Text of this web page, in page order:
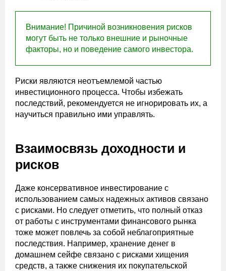
Внимание! Причиной возникновения рисков
могут быть не только внешние и рыночные
факторы, но и поведение самого инвестора.
Риски являются неотъемлемой частью
инвестиционного процесса. Чтобы избежать
последствий, рекомендуется не игнорировать их, а
научиться правильно ими управлять.
Взаимосвязь доходности и
рисков
Даже консервативное инвестирование с
использованием самых надежных активов связано
с рисками. Но следует отметить, что полный отказ
от работы с инструментами финансового рынка
тоже может повлечь за собой неблагоприятные
последствия. Например, хранение денег в
домашнем сейфе связано с рисками хищения
средств, а также снижения их покупательской